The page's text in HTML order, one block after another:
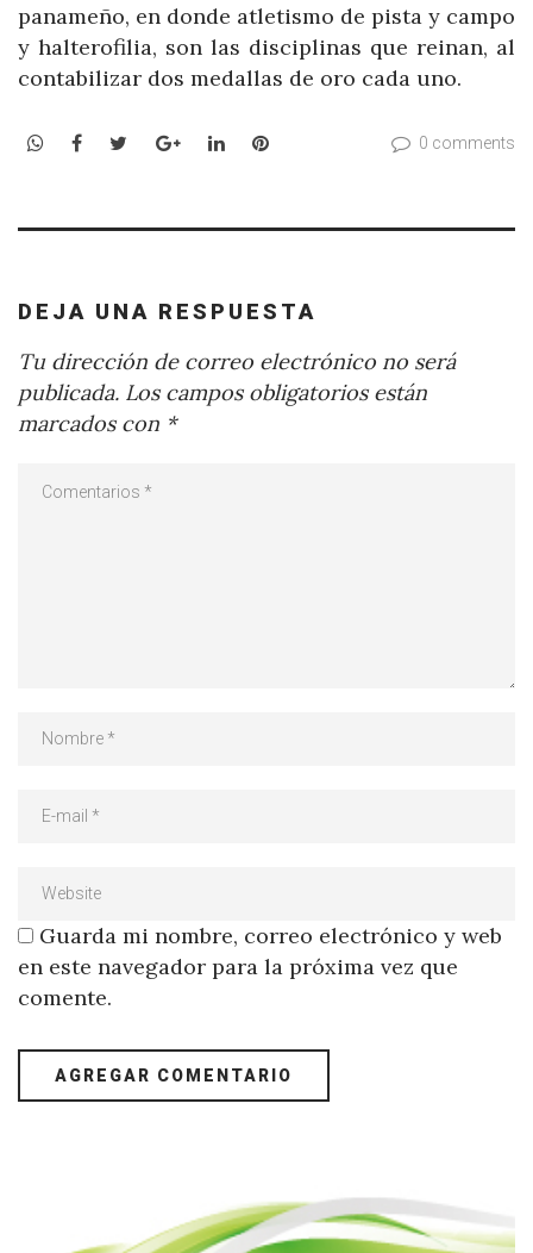
panameño, en donde atletismo de pista y campo
y halterofilia, son las disciplinas que reinan, al
contabilizar dos medallas de oro cada uno.
WhatsApp
Facebook
TwitterGoogle+LinkedInPinterest 0 comments
DEJA UNA RESPUESTA
Tu dirección de correo electrónico no será
publicada. Los campos obligatorios están
marcados con *
Guarda mi nombre, correo electrónico y web
en este navegador para la próxima vez que
comente.